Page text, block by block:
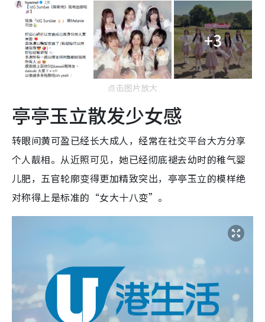
+3
点击图片放大
亭亭玉立散发少女感
转眼间黄可盈已经长大成人，经常在社交平台大方分享
个人靓相。从近照可见，她已经彻底褪去幼时的稚气婴
儿肥，五官轮廓变得更加精致突出，亭亭玉立的模样绝
对称得上是标准的“女大十八变”。